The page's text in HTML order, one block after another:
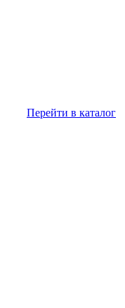
Перейти в каталог